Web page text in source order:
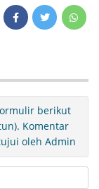
berikut
Komentar
oleh Admin